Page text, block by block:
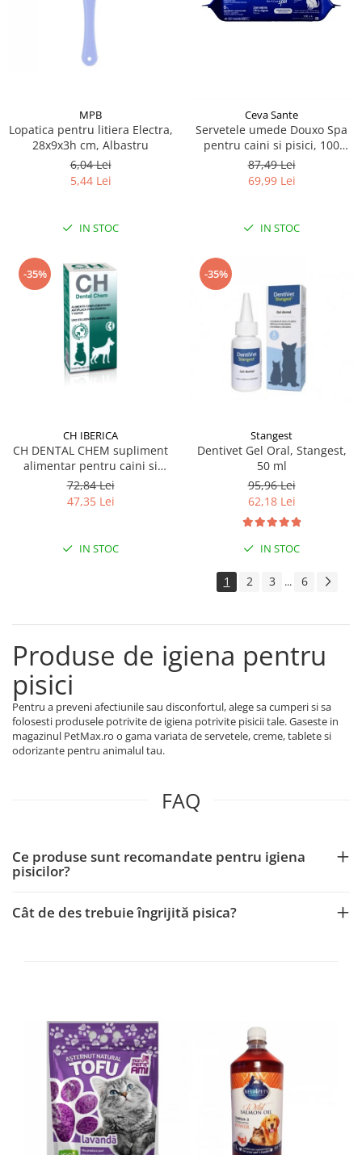
MPB
Lopatica pentru litiera Electra,
28x9x3h cm, Albastru
6,04 Lei
5,44 Lei
IN STOC
Ceva Sante
Servetele umede Douxo Spa
pentru caini si pisici, 100
bucati, Ceva Sante
87,49 Lei
69,99 Lei
IN STOC
-35%
CH IBERICA
CH DENTAL CHEM supliment
alimentar pentru caini si
pisici, recomandat pentru
prevenirea formarii placii
72,84 Lei
47,35 Lei
IN STOC
-35%
Stangest
Dentivet Gel Oral, Stangest,
50 ml
95,96 Lei
62,18 Lei
IN STOC
1 2 3 ... 6
Produse de igiena pentru
pisici
Pentru a preveni afectiunile sau disconfortul, alege sa cumperi si sa
folosesti produsele potrivite de igiena potrivite pisicii tale. Gaseste in
magazinul PetMax.ro o gama variata de servetele, creme, tablete si
odorizante pentru animalul tau.
FAQ
Ce produse sunt recomandate pentru igiena
pisicilor?
Cât de des trebuie îngrijită pisica?